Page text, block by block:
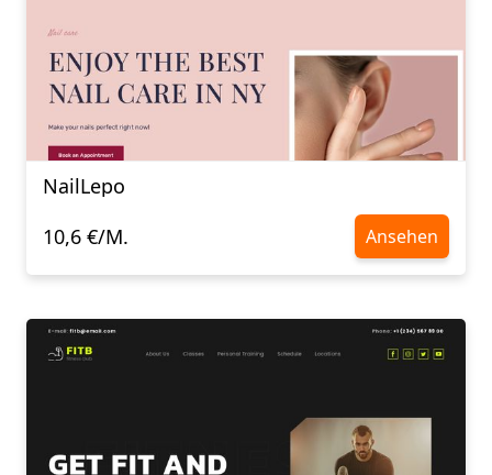
NailLepo
10,6 €/M.
Ansehen